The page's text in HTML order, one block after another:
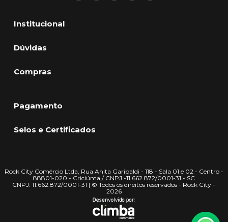
Institucional
Dúvidas
Compras
Pagamento
Selos e Certificados
Rock City Comércio Ltda, Rua Anita Garibaldi - 118 - Sala 01 e 02 - Centro -
88801-020 - Criciúma / CNPJ -11.662.872/0001-31 - SC
CNPJ: 11.662.872/0001-31 | © Todos os direitos reservados - Rock City -
2026